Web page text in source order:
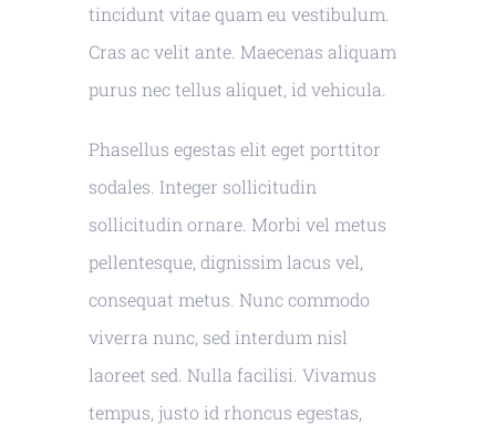
tincidunt vitae quam eu vestibulum.
Cras ac velit ante. Maecenas aliquam
purus nec tellus aliquet, id vehicula.
Phasellus egestas elit eget porttitor
sodales. Integer sollicitudin
sollicitudin ornare. Morbi vel metus
pellentesque, dignissim lacus vel,
consequat metus. Nunc commodo
viverra nunc, sed interdum nisl
laoreet sed. Nulla facilisi. Vivamus
tempus, justo id rhoncus egestas,